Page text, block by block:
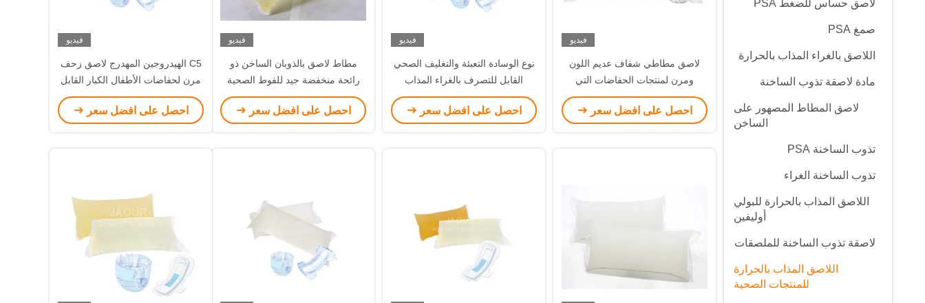
لاصق حساس للضغط PSA
صمغ PSA
اللاصق بالغراء المذاب بالحرارة
مادة لاصقة تذوب الساخنة
لاصق المطاط المصهور على
الساخن
تذوب الساخنة PSA
تذوب الساخنة الغراء
اللاصق المذاب بالحرارة للبولي
أوليفين
لاصقة تذوب الساخنة للملصقات
اللاصق المذاب بالحرارة
للمنتجات الصحية
فيديو
لاصق مطاطي شفاف عديم اللون
ومرن لمنتجات الحفاضات التي
تستخدم ألياف لدنة / مرنة فائقة
النحافة
احصل على افضل سعر
فيديو
نوع الوسادة التعبئة والتغليف الصحي
القابل للتصرف بالغراء المذاب
بالحرارة مع لون شفاف لاصق تذوب
بالحرارة PSA
احصل على افضل سعر
فيديو
مطاط لاصق بالذوبان الساخن ذو
رائحة منخفضة جيد للفوط الصحية
احصل على افضل سعر
فيديو
C5 الهيدروجين المهدرج لاصق زحف
مرن لحفاضات الأطفال الكبار القابل
للتصرف
احصل على افضل سعر